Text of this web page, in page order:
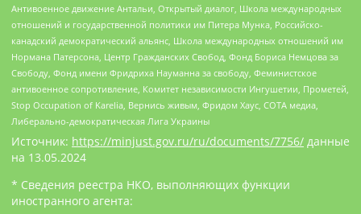
Антивоенное движение Антальи, Открытый диалог, Школа международных
отношений и государственной политики им Питера Мунка, Российско-
канадский демократический альянс, Школа международных отношений им
Нормана Патерсона, Центр Гражданских Свобод, Фонд Бориса Немцова за
Свободу, Фонд имени Фридриха Науманна за свободу, Феминистское
антивоенное сопротивление, Комитет независимости Ингушетии, Прометей,
Stop Occupation of Karelia, Вернись живым, Фридом Хаус, СОТА медиа,
Либерально-демократическая Лига Украины
Источник: https://minjust.gov.ru/ru/documents/7756/ данные
на 13.05.2024
* Сведения реестра НКО, выполняющих функции
иностранного агента: